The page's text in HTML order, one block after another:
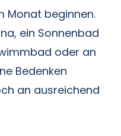
Monat beginnen.
ein Sonnenbad
oder an
Bedenken
an ausreichend